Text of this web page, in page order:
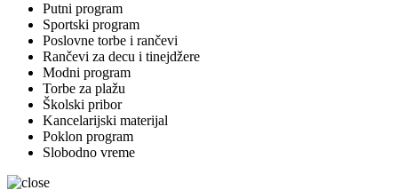
Putni program
Sportski program
Poslovne torbe i rančevi
Rančevi za decu i tinejdžere
Modni program
Torbe za plažu
Školski pribor
Kancelarijski materijal
Poklon program
Slobodno vreme